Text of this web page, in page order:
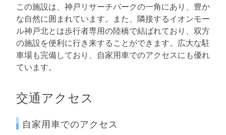
この施設は、神戸リサーチパークの一角にあり、豊か
な自然に囲まれています。また、隣接するイオンモー
ル神戸北とは歩行者専用の陸橋で結ばれており、双方
の施設を便利に行き来することができます。広大な駐
車場も完備しており、自家用車でのアクセスにも優れ
ています。
交通アクセス
自家用車でのアクセス